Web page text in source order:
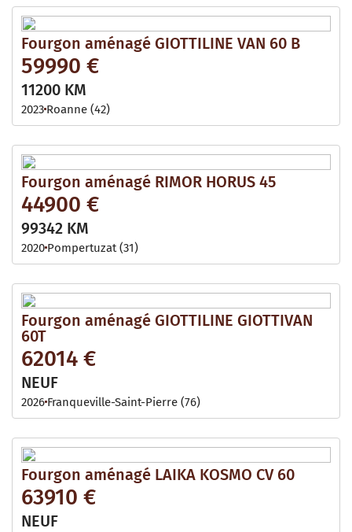
Fourgon aménagé GIOTTILINE VAN 60 B
59990 €
11200 KM
2023 Roanne (42)
Fourgon aménagé RIMOR HORUS 45
44900 €
99342 KM
2020 Pompertuzat (31)
Fourgon aménagé GIOTTILINE GIOTTIVAN
60T
62014 €
NEUF
2026 Franqueville-Saint-Pierre (76)
Fourgon aménagé LAIKA KOSMO CV 60
63910 €
NEUF